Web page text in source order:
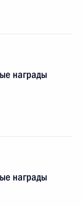
награды
награды